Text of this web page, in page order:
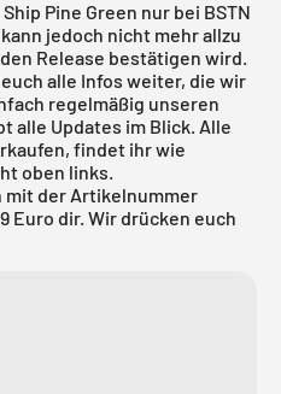
Pine Green nur bei BSTN
jedoch nicht mehr allzu
Release bestätigen wird.
alle Infos weiter, die wir
regelmäßig unseren
alle Updates im Blick. Alle
findet ihr wie
oben links.
mit der Artikelnummer
Euro dir. Wir drücken euch